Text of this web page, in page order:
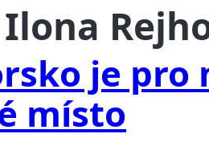
je pro
místo